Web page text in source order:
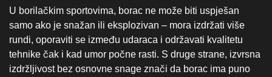
U borilačkim sportovima, borac ne može biti uspješan
samo ako je snažan ili eksplozivan – mora izdržati više
rundi, oporaviti se između udaraca i održavati kvalitetu
tehnike čak i kad umor počne rasti. S druge strane, izvrsna
izdržljivost bez osnovne snage znači da borac ima puno